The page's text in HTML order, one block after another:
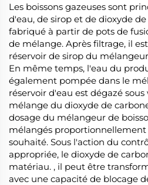
Les boissons gazeuses sont
d'eau, de sirop et de dioxyde
fabriqué à partir de pots de
de mélange. Après filtrage, il
réservoir de sirop du
En même temps, l'eau du
également pompée dans le
réservoir d'eau est dégazé
mélange du dioxyde de
dosage du mélangeur de
mélangés
souhaité. Sous l'action du
appropriée, le dioxyde de
matériau. , il peut être
avec une capacité de blocage